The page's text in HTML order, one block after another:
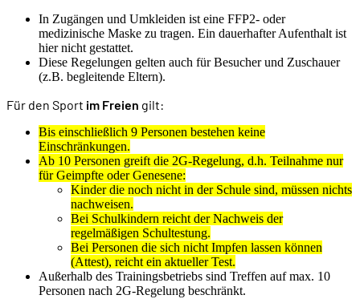
In Zugängen und Umkleiden ist eine FFP2- oder
medizinische Maske zu tragen. Ein dauerhafter Aufenthalt ist
hier nicht gestattet.
Diese Regelungen gelten auch für Besucher und Zuschauer
(z.B. begleitende Eltern).
Für den Sport im Freien gilt:
Bis einschließlich 9 Personen bestehen keine
Einschränkungen.
Ab 10 Personen greift die 2G-Regelung, d.h. Teilnahme nur
für Geimpfte oder Genesene:
Kinder die noch nicht in der Schule sind, müssen nichts
nachweisen.
Bei Schulkindern reicht der Nachweis der
regelmäßigen Schultestung.
Bei Personen die sich nicht Impfen lassen können
(Attest), reicht ein aktueller Test.
Außerhalb des Trainingsbetriebs sind Treffen auf max. 10
Personen nach 2G-Regelung beschränkt.